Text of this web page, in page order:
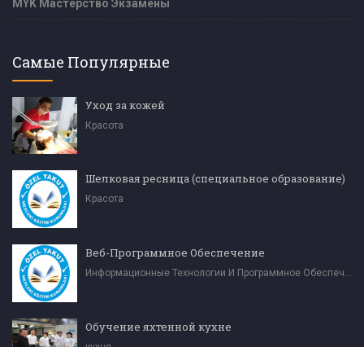
MYK Мастерство Экзамены
Самые Популярные
Уход за кожей
Красота
Шелковая ресница (специальное образование)
Красота
Веб-Программное Обеспечение
Информационные Технологии И Программное Обеспечение
Обучение яхтенной кухне